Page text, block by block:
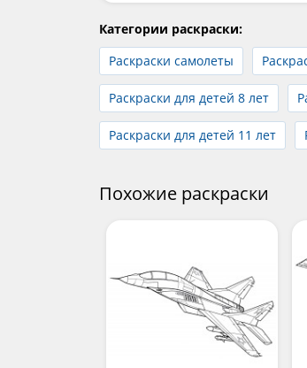
Категории раскраски:
Раскраски самолеты
Раскраски для детей 8 лет
Раскраски для детей 11 лет
Похожие раскраски